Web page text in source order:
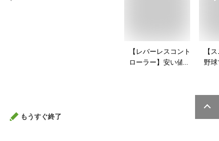
【レバーレスコント
ローラー】安い値段
【
野
すす
もうすぐ終了